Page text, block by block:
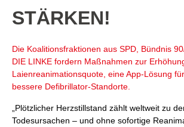
STÄRKEN!
Die Koalitionsfraktionen aus SPD, Bündnis
DIE LINKE fordern Maßnahmen zur
Laienreanimationsquote, eine App-Lösung
bessere Defibrillator-Standorte.
„Plötzlicher Herzstillstand zählt weltweit zu
Todesursachen – und ohne sofortige